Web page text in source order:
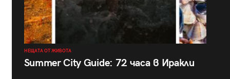
НЕЩАТА ОТ ЖИВОТА
Summer City Guide: 72 часа в Иракли